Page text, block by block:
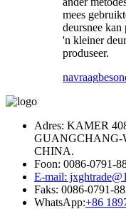
mees
deursnee kan
'n kleiner
produseer.
navraag
Adres: KAMER
GUANGCHANG-
CHINA.
Foon: 0086-0791-
E-mail:
Faks: 0086-0791-
WhatsApp:+86